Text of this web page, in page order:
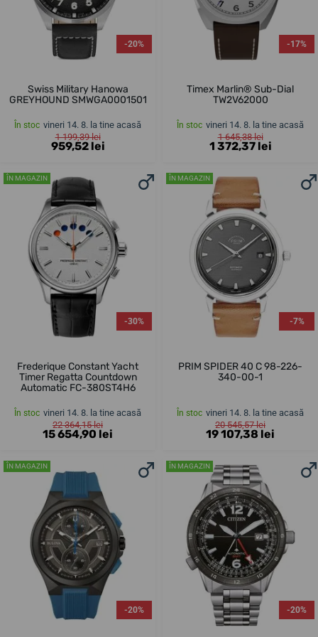
-20%
Swiss Military Hanowa
GREYHOUND SMWGA0001501
În stoc vineri 14. 8. la tine acasă
1 199,39 lei
959,52 lei
-17%
Timex Marlin® Sub-Dial
TW2V62000
În stoc vineri 14. 8. la tine acasă
1 645,38 lei
1 372,37 lei
ÎN MAGAZIN
-30%
Frederique Constant Yacht
Timer Regatta Countdown
Automatic FC-380ST4H6
În stoc vineri 14. 8. la tine acasă
22 364,15 lei
15 654,90 lei
ÎN MAGAZIN
-7%
PRIM SPIDER 40 C 98-226-
340-00-1
În stoc vineri 14. 8. la tine acasă
20 545,57 lei
19 107,38 lei
ÎN MAGAZIN
-20%
ÎN MAGAZIN
-20%